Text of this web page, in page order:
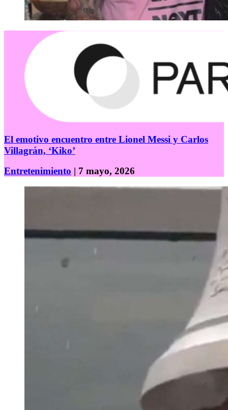
El emotivo encuentro entre Lionel Messi y Carlos
Villagrán, ‘Kiko’
Entretenimiento | 7 mayo, 2026